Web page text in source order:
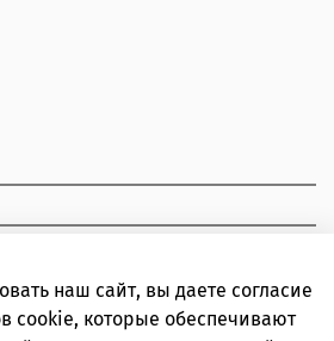
наш сайт, вы даете согласие
cookie, которые обеспечивают